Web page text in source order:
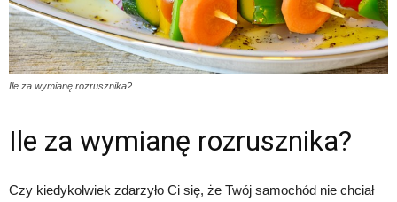
Ile za wymianę rozrusznika?
Ile za wymianę rozrusznika?
Czy kiedykolwiek zdarzyło Ci się, że Twój samochód nie chciał